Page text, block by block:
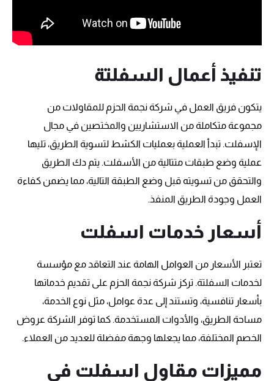
تنفيذ أعمال السفلتة
يتكون فريق العمل في شركة نجمة الحزم للمقاولات من
مجموعة متكاملة من الاستشاريين والمختصين في مجال
الإسفلت. تبدأ العملية بعمليات الكشط لتسوية الطريق، تليها
عملية وضع طبقات متتالية من الأسفلت. يتم دك الطريق
والتحقق من تسويته قبل وضع الطبقة التالية، مما يضمن كفاءة
العمل وجودة الطريق المنفذ.
أسعار خدمات اسفلت
تعتبر الأسعار من العوامل الهامة عند التعاقد مع مؤسسة
لخدمات السفلتة. تركز شركة نجمة الحزم على تقديم خدماتها
بأسعار تنافسية، وتستند إلى عدة عوامل، مثل نوع الخدمة،
مساحة الطريق، والأدوات المستخدمة. كما توفر الشركة عروض
الخصم المختلفة، مما يجعلها وجهة مفضلة للعديد من العملاء.
مميزات مقاول اسفلت في